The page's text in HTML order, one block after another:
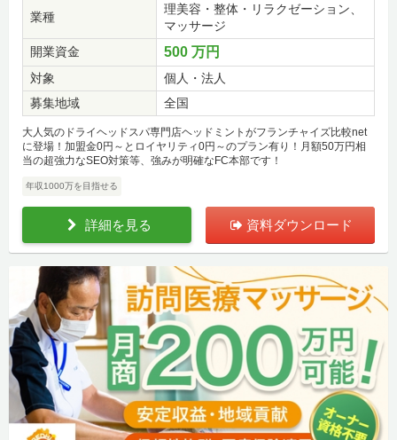
業種
理美容・整体・リラクゼーション、
マッサージ
開業資金
500 万円
対象
個人・法人
募集地域
全国
大人気のドライヘッドスパ専門店ヘッドミントがフランチャイズ比較net
に登場！加盟金0円～とロイヤリティ0円～のプラン有り！月額50万円相
当の超強力なSEO対策等、強みが明確なFC本部です！
年収1000万を目指せる
詳細を見る 資料ダウンロード